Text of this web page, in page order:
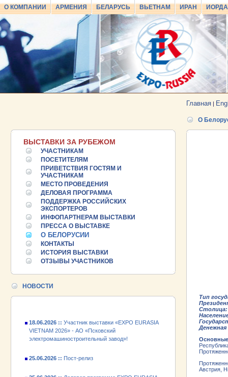
О КОМПАНИИ АРМЕНИЯ БЕЛАРУСЬ ВЬЕТНАМ ИРАН
Главная |
ВЫСТАВКИ ЗА РУБЕЖОМ
УЧАСТНИКАМ
ПОСЕТИТЕЛЯМ
ПРИВЕТСТВИЯ ГОСТЯМ И
УЧАСТНИКАМ
МЕСТО ПРОВЕДЕНИЯ
ДЕЛОВАЯ ПРОГРАММА
ПОДДЕРЖКА РОССИЙСКИХ
ЭКСПОРТЕРОВ
ИНФОПАРТНЕРАМ ВЫСТАВКИ
ПРЕССА О ВЫСТАВКЕ
О БЕЛОРУСИИ
КОНТАКТЫ
ИСТОРИЯ ВЫСТАВКИ
ОТЗЫВЫ УЧАСТНИКОВ
НОВОСТИ
25.06.2026 ::Пост-релиз
25.06.2026 ::Деловая программа EXPO EURASIA
VIETNAM 2026
24.06.2026 ::Открытие VII Международной
промышленной выставки «EXPO EURASIA
VIETNAM 2026» - АО «Псковский
электромашиностроительный завод»!
VIETNAM 2026
О
Тип
Столица:
Денежная
Австрия,